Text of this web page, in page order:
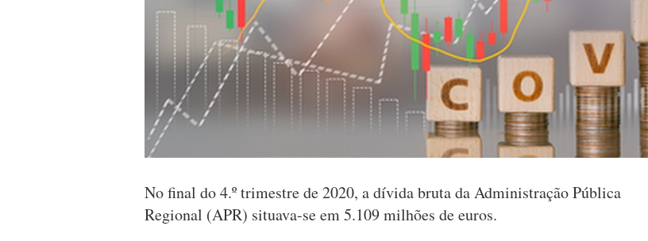
No final do 4.º trimestre de 2020, a dívida bruta da Administração Pública
Regional (APR) situava-se em 5.109 milhões de euros.